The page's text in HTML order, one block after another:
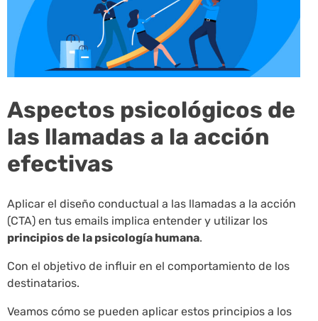
Aspectos psicológicos de
las llamadas a la acción
efectivas
Aplicar el diseño conductual a las llamadas a la acción
(CTA) en tus emails implica entender y utilizar los
principios de la psicología humana.
Con el objetivo de influir en el comportamiento de los
destinatarios.
Veamos cómo se pueden aplicar estos principios a los